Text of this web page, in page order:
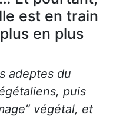
est en train
en plus
adeptes du
puis
végétal, et